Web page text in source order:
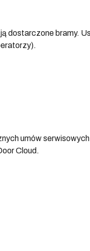
dostarczone bramy.
umów
Cloud.